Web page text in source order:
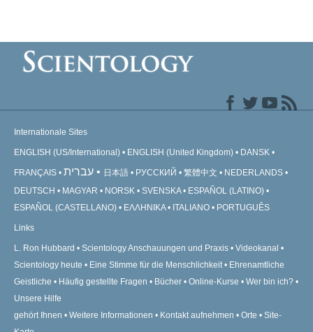
Internationale Sites
ENGLISH (US/International) ENGLISH (United Kingdom) DANSK
FRANÇAIS עברית 日本語 РУССКИЙ 繁體中文
NEDERLANDS
DEUTSCH
MAGYAR NORSK SVENSKA
ESPAÑOL (LATINO)
ESPAÑOL (CASTELLANO)
ΕΛΛΗΝΙΚA ITALIANO PORTUGUÊS
Links
L. Ron Hubbard Scientology Anschauungen und Praxis
Videokanal
Scientology heute
Eine Stimme für die Menschlichkeit
Ehrenamtliche
Geistliche
Häufig gestellte Fragen Bücher Online-Kurse
Wer bin ich?
Unsere Hilfe
gehört Ihnen
Weitere Informationen Kontakt aufnehmen Orte
Site-